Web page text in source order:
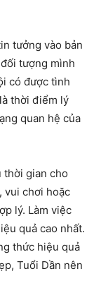
tưởng vào bản
tượng mình
có được tình
thời điểm lý
quan hệ của
thời gian cho
vui chơi hoặc
lý. Làm việc
quả cao nhất.
thức hiệu quả
Tuổi Dần nên